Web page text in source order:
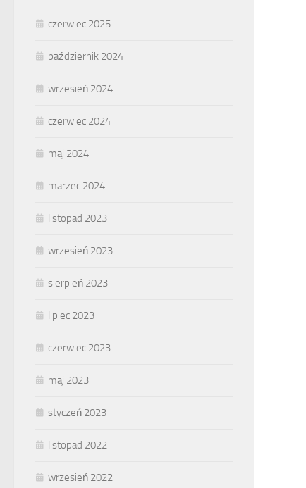
czerwiec 2025
październik 2024
wrzesień 2024
czerwiec 2024
maj 2024
marzec 2024
listopad 2023
wrzesień 2023
sierpień 2023
lipiec 2023
czerwiec 2023
maj 2023
styczeń 2023
listopad 2022
wrzesień 2022